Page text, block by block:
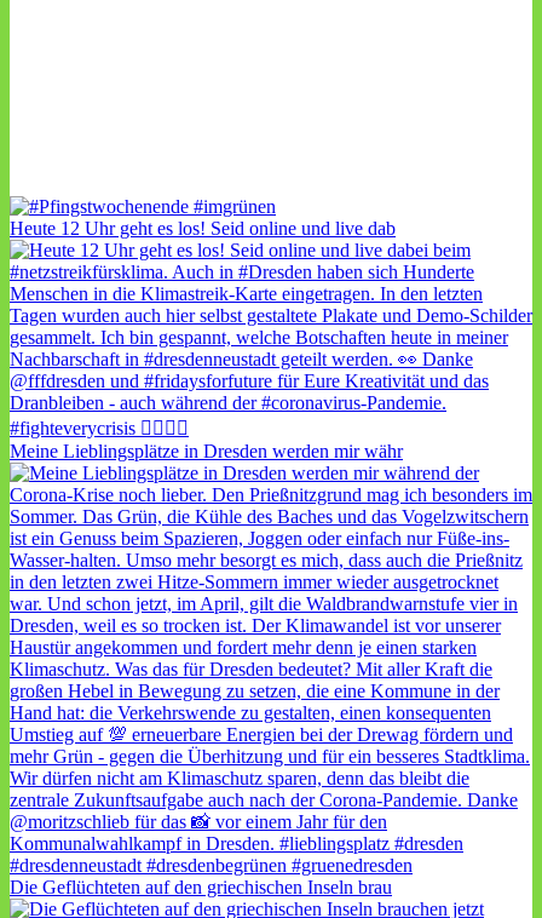
Heute 12 Uhr geht es los! Seid online und live dab
Meine Lieblingsplätze in Dresden werden mir währ
Die Geflüchteten auf den griechischen Inseln brau